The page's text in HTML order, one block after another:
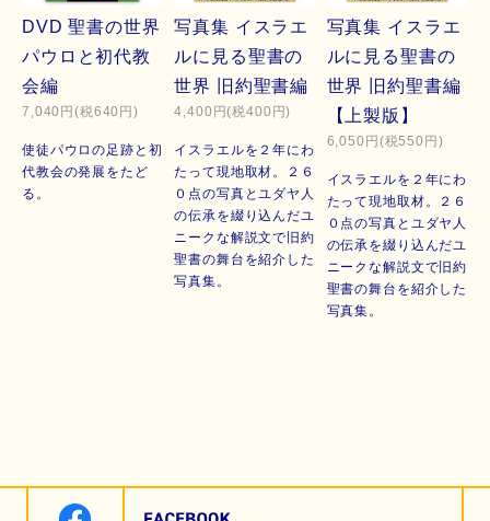
DVD 聖書の世界
パウロと初代教
会編
7,040円(税640円)
使徒パウロの足跡と初
代教会の発展をたど
る。
写真集 イスラエ
ルに見る聖書の
世界 旧約聖書編
4,400円(税400円)
イスラエルを２年にわ
たって現地取材。２６
０点の写真とユダヤ人
の伝承を綴り込んだユ
ニークな解説文で旧約
聖書の舞台を紹介した
写真集。
写真集 イスラエ
ルに見る聖書の
世界 旧約聖書編
【上製版】
6,050円(税550円)
イスラエルを２年にわ
たって現地取材。２６
０点の写真とユダヤ人
の伝承を綴り込んだユ
ニークな解説文で旧約
聖書の舞台を紹介した
写真集。